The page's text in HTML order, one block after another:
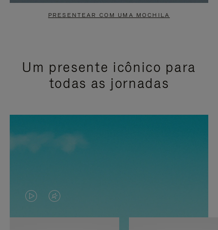
PRESENTEAR COM UMA MOCHILA
Um presente icônico para
todas as jornadas
O
VÍDEO
O
VÍDEO